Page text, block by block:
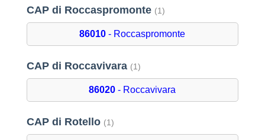
CAP di Roccaspromonte (1)
86010 - Roccaspromonte
CAP di Roccavivara (1)
86020 - Roccavivara
CAP di Rotello (1)